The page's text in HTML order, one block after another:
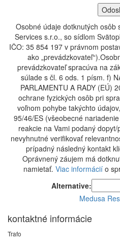
Osobné údaje dotknutých osôb
Services s.r.o., so sídlom
IČO: 35 854 197 v právnom
ako
prevádzkovateľ spracúva na
súlade s čl. 6 ods. 1 písm. f)
PARLAMENTU A RADY (EÚ)
ochrane fyzických osôb pri
voľnom pohybe takýchto
95/46/ES (všeobecné
reakcie na Vami podaný
nevyhnutné verifikovať
prípadný následný kontakt
Oprávnený záujem má
namietať. Viac informácií o
Alternative:
Medusa
kontaktné informácie
Trafo